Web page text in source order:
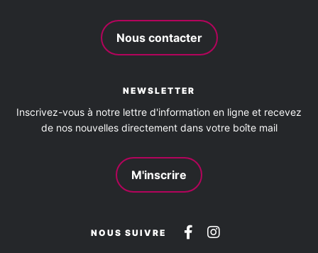
Nous contacter
NEWSLETTER
Inscrivez-vous à notre lettre d'information en ligne et recevez
de nos nouvelles directement dans votre boîte mail
M'inscrire
NOUS SUIVRE
Suivez-Suivez-